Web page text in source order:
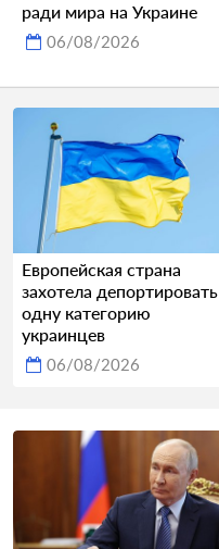
ради мира на Украине
06/08/2026
Европейская страна
захотела депортировать
одну категорию
украинцев
06/08/2026